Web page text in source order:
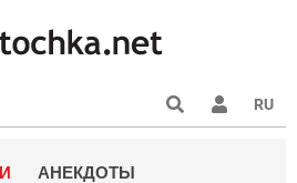
RU
АНЕКДОТЫ